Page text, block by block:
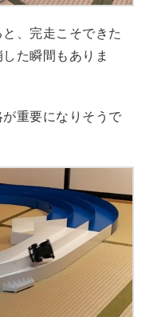
、完走こそできた
た瞬間もありま
重要になりそうで